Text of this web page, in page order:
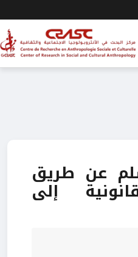
عن طريق
إلى